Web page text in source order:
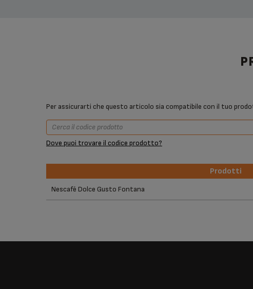
Per assicurarti che questo articolo sia compatibile con il tuo
Dove puoi trovare il codice prodotto?
Prodotti
Nescafé Dolce Gusto Fontana